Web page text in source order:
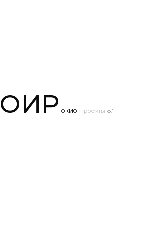
ОИР ОКИО Проекты ф.1